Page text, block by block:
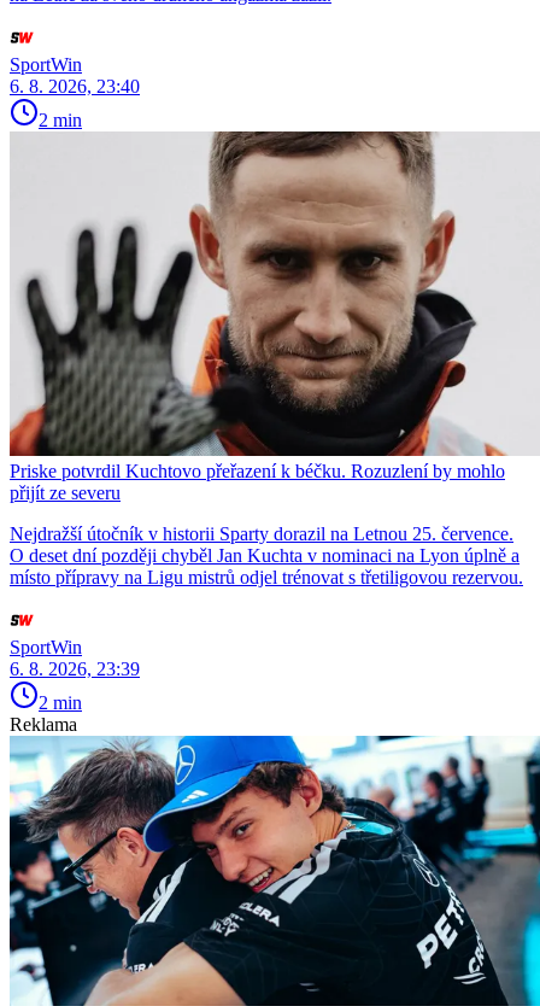
SportWin
6. 8. 2026, 23:40
2 min
Priske potvrdil Kuchtovo přeřazení k béčku. Rozuzlení by mohlo
přijít ze severu
Nejdražší útočník v historii Sparty dorazil na Letnou 25. července.
O deset dní později chyběl Jan Kuchta v nominaci na Lyon úplně a
místo přípravy na Ligu mistrů odjel trénovat s třetiligovou rezervou.
SportWin
6. 8. 2026, 23:39
2 min
Reklama